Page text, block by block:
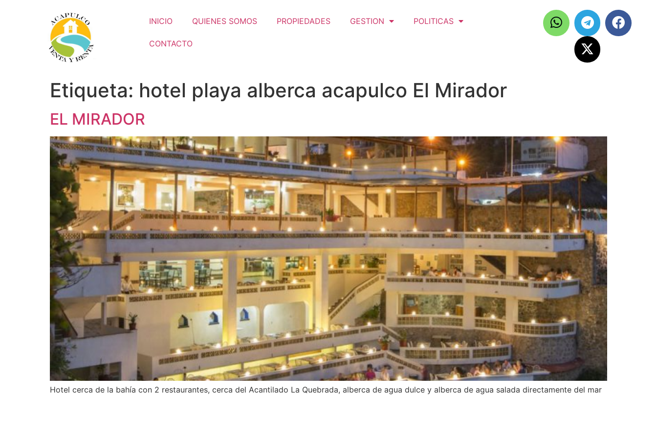
INICIO QUIENES SOMOS PROPIEDADES GESTION POLITICAS
CONTACTO
Etiqueta: hotel playa alberca acapulco El Mirador
EL MIRADOR
Hotel cerca de la bahía con 2 restaurantes, cerca del Acantilado La Quebrada, alberca de agua dulce y alberca de agua salada directamente del mar